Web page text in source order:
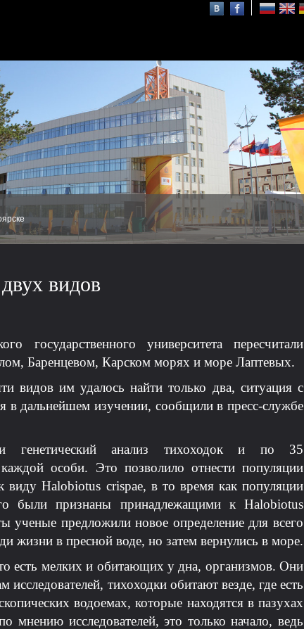
видов
государственного университета пересчитали
Баренцевом, Карском морях и море Лаптевых.
видов им удалось найти только два, ситуация с
в дальнейшем изучении, сообщили в пресс-службе
генетический анализ тихоходок и по 35
особи. Это позволило отнести популяции
виду Halobiotus crispae, в то время как популяции
были признаны принадлежащими к Halobiotus
ученые предложили новое определение для всего
жизни в пресной воде, но затем вернулись в море.
есть мелких и обитающих у дна, организмов. Они
тихоходки обитают везде, где есть
водоемах, которые находятся в пазухах
мнению исследователей, это только начало, ведь